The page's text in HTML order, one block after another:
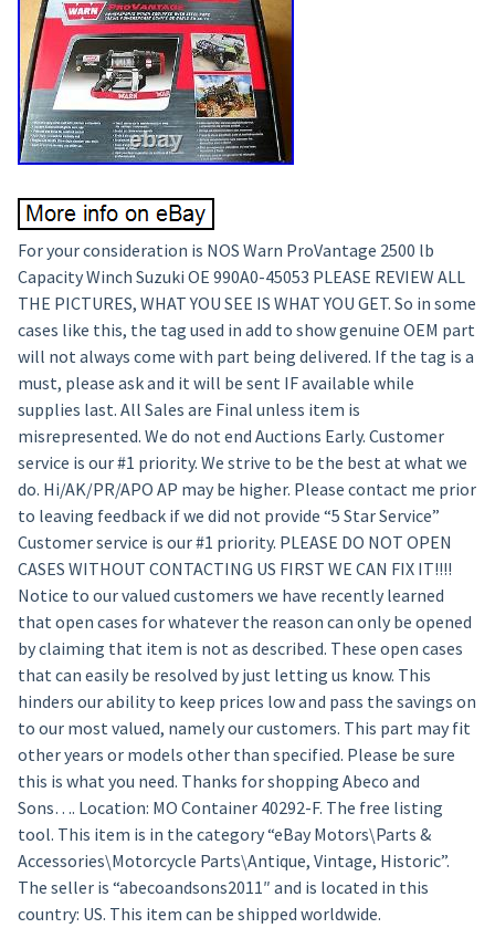
For your consideration is NOS Warn ProVantage 2500 lb
Capacity Winch Suzuki OE 990A0-45053 PLEASE REVIEW ALL
THE PICTURES, WHAT YOU SEE IS WHAT YOU GET. So in some
cases like this, the tag used in add to show genuine OEM part
will not always come with part being delivered. If the tag is a
must, please ask and it will be sent IF available while
supplies last. All Sales are Final unless item is
misrepresented. We do not end Auctions Early. Customer
service is our #1 priority. We strive to be the best at what we
do. Hi/AK/PR/APO AP may be higher. Please contact me prior
to leaving feedback if we did not provide “5 Star Service”
Customer service is our #1 priority. PLEASE DO NOT OPEN
CASES WITHOUT CONTACTING US FIRST WE CAN FIX IT!!!!
Notice to our valued customers we have recently learned
that open cases for whatever the reason can only be opened
by claiming that item is not as described. These open cases
that can easily be resolved by just letting us know. This
hinders our ability to keep prices low and pass the savings on
to our most valued, namely our customers. This part may fit
other years or models other than specified. Please be sure
this is what you need. Thanks for shopping Abeco and
Sons…. Location: MO Container 40292-F. The free listing
tool. This item is in the category “eBay Motors\Parts &
Accessories\Motorcycle Parts\Antique, Vintage, Historic”.
The seller is “abecoandsons2011″ and is located in this
country: US. This item can be shipped worldwide.